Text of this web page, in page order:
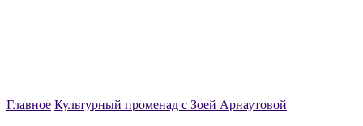
Главное Культурный променад с Зоей Арнаутовой